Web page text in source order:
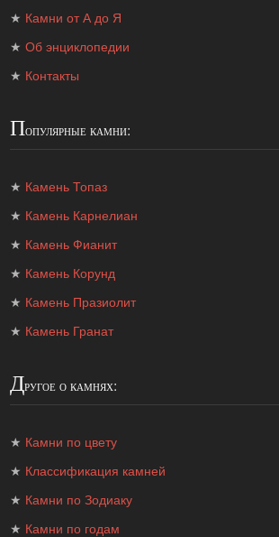
★ Камни от А до Я
★Об энциклопедии
★ Контакты
Популярные камни:
★ Камень Топаз
★ Камень Карнелиан
★ Камень Фианит
★ Камень Корунд
★ Камень Празиолит
★ Камень Гранат
Другое о камнях:
★ Камни по цвету
★ Классификация камней
★ Камни по Зодиаку
★ Камни по годам